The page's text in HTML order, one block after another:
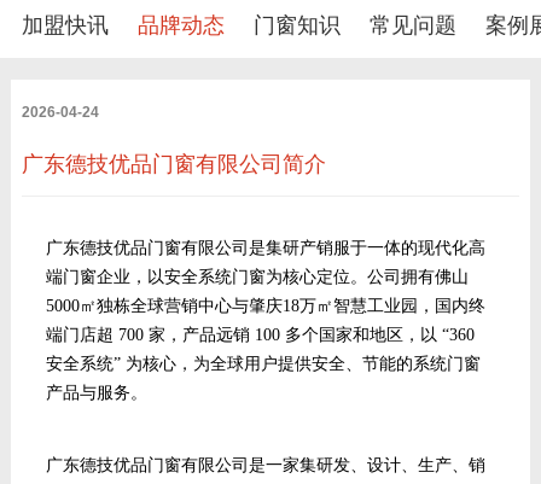
加盟快讯 品牌动态 门窗知识 常见问题 案例
2026-04-24
广东德技优品门窗有限公司简介
广东德技优品门窗有限公司是集研产销服于一体的现代化高
端门窗企业，以安全系统门窗为核心定位。公司拥有佛山
5000㎡独栋全球营销中心与肇庆18万㎡智慧工业园，国内终
端门店超 700 家，产品远销 100 多个国家和地区，以 “360
安全系统” 为核心，为全球用户提供安全、节能的系统门窗
产品与服务。
广东德技优品门窗有限公司是一家集研发、设计、生产、销